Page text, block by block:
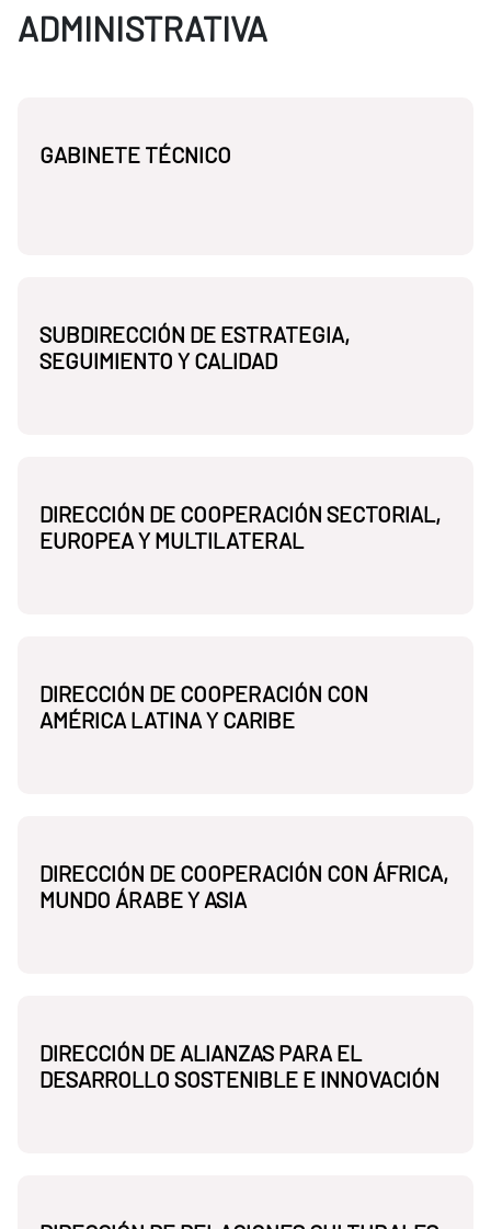
ADMINISTRATIVA
GABINETE TÉCNICO
SUBDIRECCIÓN DE ESTRATEGIA,
SEGUIMIENTO Y CALIDAD
DIRECCIÓN DE COOPERACIÓN SECTORIAL,
EUROPEA Y MULTILATERAL
DIRECCIÓN DE COOPERACIÓN CON
AMÉRICA LATINA Y CARIBE
DIRECCIÓN DE COOPERACIÓN CON ÁFRICA,
MUNDO ÁRABE Y ASIA
DIRECCIÓN DE ALIANZAS PARA EL
DESARROLLO SOSTENIBLE E INNOVACIÓN